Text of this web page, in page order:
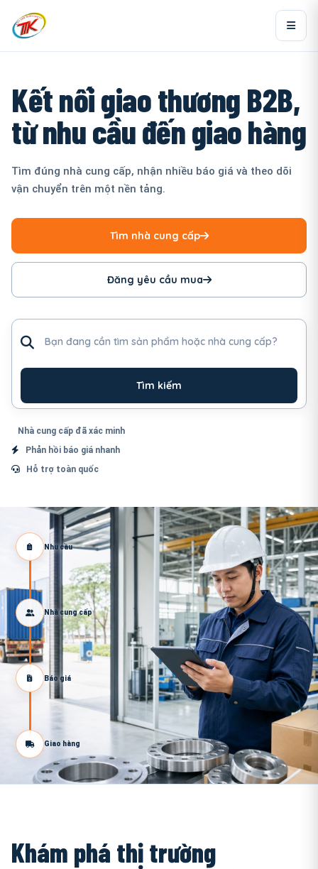
Kết nối giao thương B2B,
từ nhu cầu đến giao hàng
Tìm đúng nhà cung cấp, nhận nhiều báo giá và theo dõi
vận chuyển trên một nền tảng.
Tìm nhà cung cấp
Đăng yêu cầu mua
Tìm kiếm
Nhà cung cấp đã xác minh
Phản hồi báo giá nhanh
Hỗ trợ toàn quốc
Nhu cầu
Nhà cung cấp
Báo giá
Giao hàng
Khám phá thị trường